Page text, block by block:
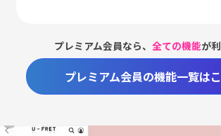
プレミアム会員なら、全ての機能が
プレミアム会員の機能一覧は